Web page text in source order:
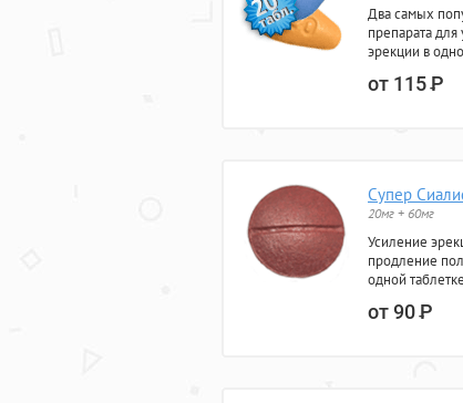
Два самых
препарата для
эрекции в
от 115Р
Супер
20мг + 60мг
Усиление
продление
одной
от 90Р